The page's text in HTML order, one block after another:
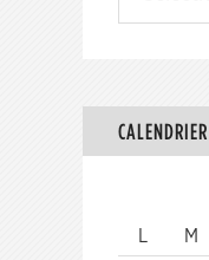
CALENDRIER
M